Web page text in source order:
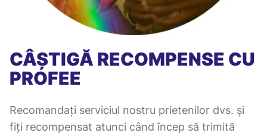
CÂȘTIGĂ RECOMPENSE CU
PROFEE
Recomandați serviciul nostru prietenilor dvs. și
fiți recompensat atunci când încep să trimită